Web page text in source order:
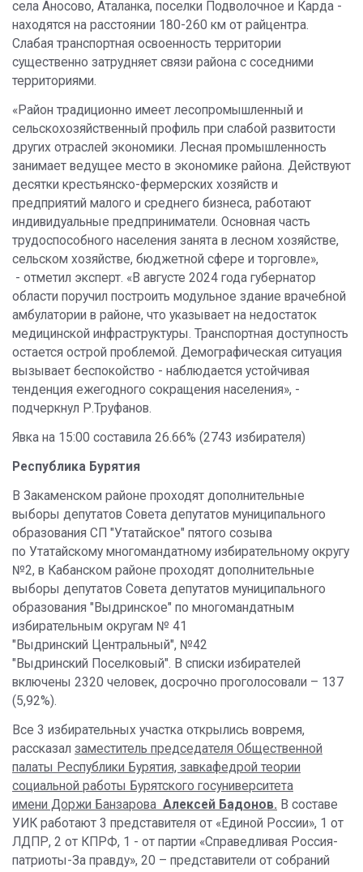
села Аносово, Аталанка, поселки Подволочное и Карда -
находятся на расстоянии 180-260 км от райцентра.
Слабая транспортная освоенность территории
существенно затрудняет связи района с соседними
территориями.
«Район традиционно имеет лесопромышленный и
сельскохозяйственный профиль при слабой развитости
других отраслей экономики. Лесная промышленность
занимает ведущее место в экономике района. Действуют
десятки крестьянско-фермерских хозяйств и
предприятий малого и среднего бизнеса, работают
индивидуальные предприниматели. Основная часть
трудоспособного населения занята в лесном хозяйстве,
сельском хозяйстве, бюджетной сфере и торговле»,
- отметил эксперт. «В августе 2024 года губернатор
области поручил построить модульное здание врачебной
амбулатории в районе, что указывает на недостаток
медицинской инфраструктуры. Транспортная доступность
остается острой проблемой. Демографическая ситуация
вызывает беспокойство - наблюдается устойчивая
тенденция ежегодного сокращения населения», -
подчеркнул Р.Труфанов.
Явка на 15:00 составила 26.66% (2743 избирателя)
Республика Бурятия
В Закаменском районе проходят дополнительные
выборы депутатов Совета депутатов муниципального
образования СП "Утатайское" пятого созыва
по Утатайскому многомандатному избирательному округу
№2, в Кабанском районе проходят дополнительные
выборы депутатов Совета депутатов муниципального
образования "Выдринское" по многомандатным
избирательным округам № 41
"Выдринский Центральный", №42
"Выдринский Поселковый". В списки избирателей
включены 2320 человек, досрочно проголосовали – 137
(5,92%).
Все 3 избирательных участка открылись вовремя,
рассказал заместитель председателя Общественной
палаты Республики Бурятия, завкафедрой теории
социальной работы Бурятского госуниверситета
имени Доржи Банзарова Алексей Бадонов. В составе
УИК работают 3 представителя от «Единой России», 1 от
ЛДПР, 2 от КПРФ, 1 - от партии «Справедливая Россия-
патриоты-За правду», 20 – представители от собраний